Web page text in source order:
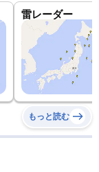
雷レーダー
もっと読む